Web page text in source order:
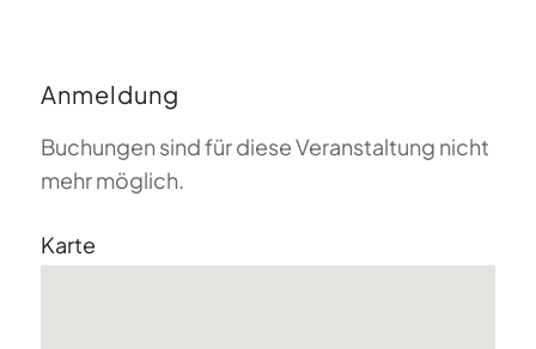
Anmeldung
Buchungen sind für diese Veranstaltung nicht
mehr möglich.
Karte